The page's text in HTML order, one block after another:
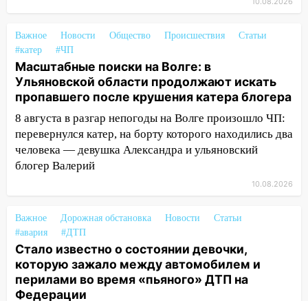
выразил соболезнования в связи с
трагедией в Нижнекамске
12:53
Число погибших в Нижнекамске
выросло до 13 человек, среди них есть
ребенок
12:46 Масштабные поиски на Волге: в
Ульяновской области продолжают
искать пропавшего после крушения
катера блогера
девочки, которую зажало между
автомобилем и перилами во время
«пьяного» ДТП на Федерации
11:29 Сергей Клопков назначен
начальником управления
Важное Новости Общество Происшествия
Статьи
#катер
#ЧП
Масштабные поиски на Волге: в
Ульяновской области продолжают искать
пропавшего после крушения катера блогера
8 августа в разгар непогоды на Волге произошло ЧП:
перевернулся катер, на борту которого находились два
человека — девушка Александра и ульяновский
блогер Валерий
10.08.2026
Важное Дорожная обстановка Новости
Статьи
#авария
#ДТП
Стало известно о состоянии девочки,
которую зажало между автомобилем и
перилами во время «пьяного» ДТП на
Федерации